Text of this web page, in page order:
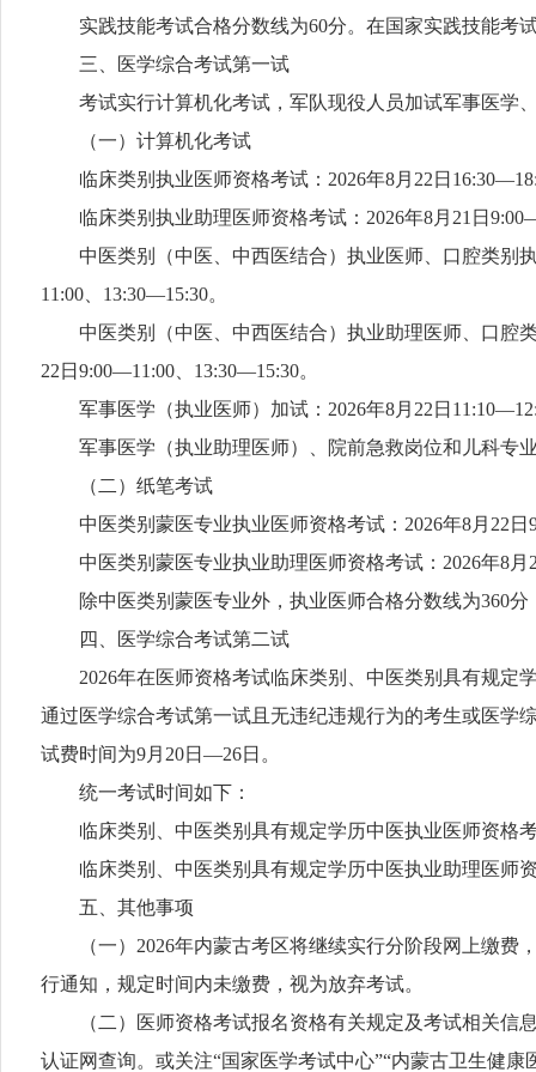
实践技能考试合格分数线为60分。在国家实践技能考
三、医学综合考试第一试
考试实行计算机化考试，军队现役人员加试军事医学、
（一）计算机化考试
临床类别执业医师资格考试：2026年8月22日
临床类别执业助理医师资格考试：2026年8月21日
中医类别（中医、中西医结合）执业医师、口腔类别执
11:00、13:30—15:30。
中医类别（中医、中西医结合）执业助理医师、口腔类
22日9:00—11:00、13:30—15:30。
军事医学（执业医师）加试：2026年8月22日
军事医学（执业助理医师）、院前急救岗位和儿科专业
（二）纸笔考试
中医类别蒙医专业执业医师资格考试：2026年8月22日
中医类别蒙医专业执业助理医师资格考试：2026年8月
除中医类别蒙医专业外，执业医师合格分数线为360分
四、医学综合考试第二试
2026年在医师资格考试临床类别、中医类别具有规定
通过医学综合考试第一试且无违纪违规行为的考生或医学
试费时间为9月20日—26日。
统一考试时间如下：
临床类别、中医类别具有规定学历中医执业医师资格考
临床类别、中医类别具有规定学历中医执业助理医师资
五、其他事项
（一）2026年内蒙古考区将继续实行分阶段网上缴费，
行通知，规定时间内未缴费，视为放弃考试。
（二）医师资格考试报名资格有关规定及考试相关信息
认证网查询。或关注“国家医学考试中心”“内蒙古卫生健